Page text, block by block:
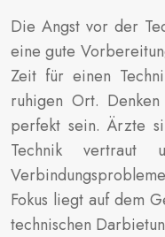
Die Angst vor der
eine gute
Zeit für einen
ruhigen Ort.
perfekt sein. Ärzte
Technik vertraut
Fokus liegt auf dem
technischen